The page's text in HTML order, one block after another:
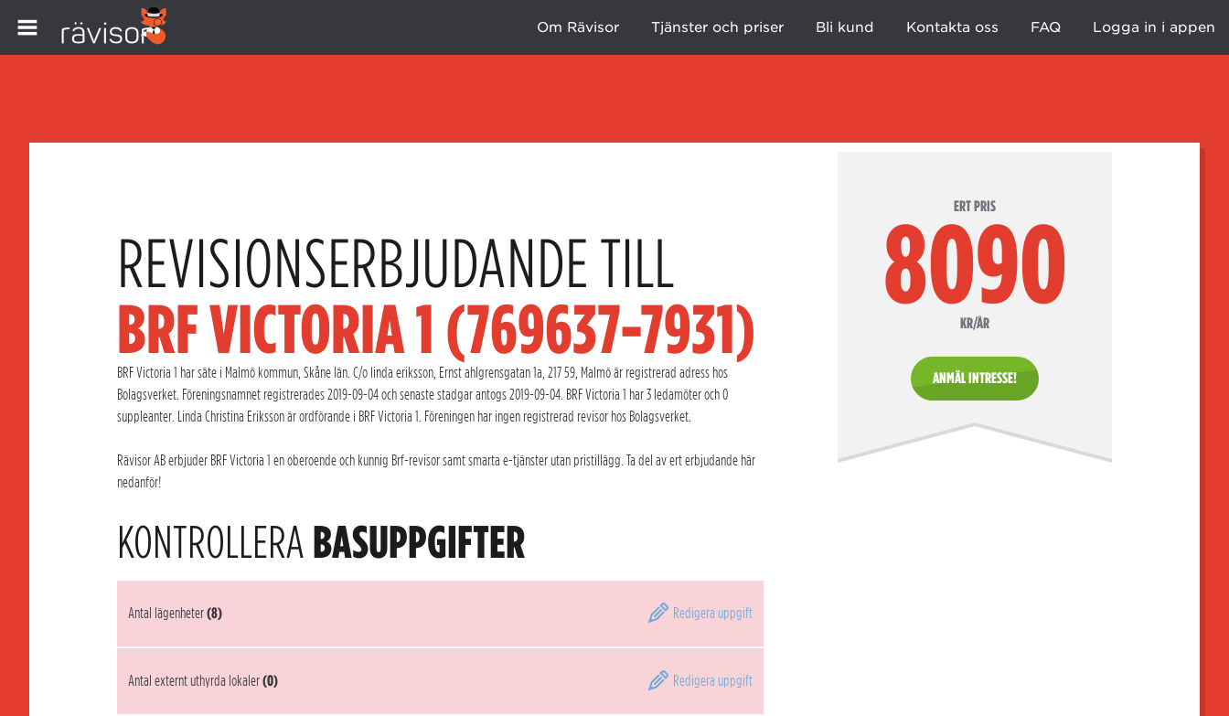
Om Rävisor Tjänster och priser Bli kund Kontakta oss FAQ Logga in i appen
ERT PRIS
8090
KR/ÅR
ANMÄL INTRESSE!
REVISIONSERBJUDANDE TILL
BRF VICTORIA 1 (769637-7931)
BRF Victoria 1 har säte i Malmö kommun, Skåne län. C/o linda eriksson, Ernst ahlgrensgatan 1a, 217 59, Malmö är registrerad adress hos
Bolagsverket. Föreningsnamnet registrerades 2019-09-04 och senaste stadgar antogs 2019-09-04. BRF Victoria 1 har 3 ledamöter och 0
suppleanter. Linda Christina Eriksson är ordförande i BRF Victoria 1. Föreningen har ingen registrerad revisor hos Bolagsverket.
Rävisor AB erbjuder BRF Victoria 1 en oberoende och kunnig Brf-revisor samt smarta e-tjänster utan pristillägg. Ta del av ert erbjudande här
nedanför!
KONTROLLERABASUPPGIFTER
Antal lägenheter(8) Redigera uppgift
Antal externt uthyrda lokaler(0) Redigera uppgift